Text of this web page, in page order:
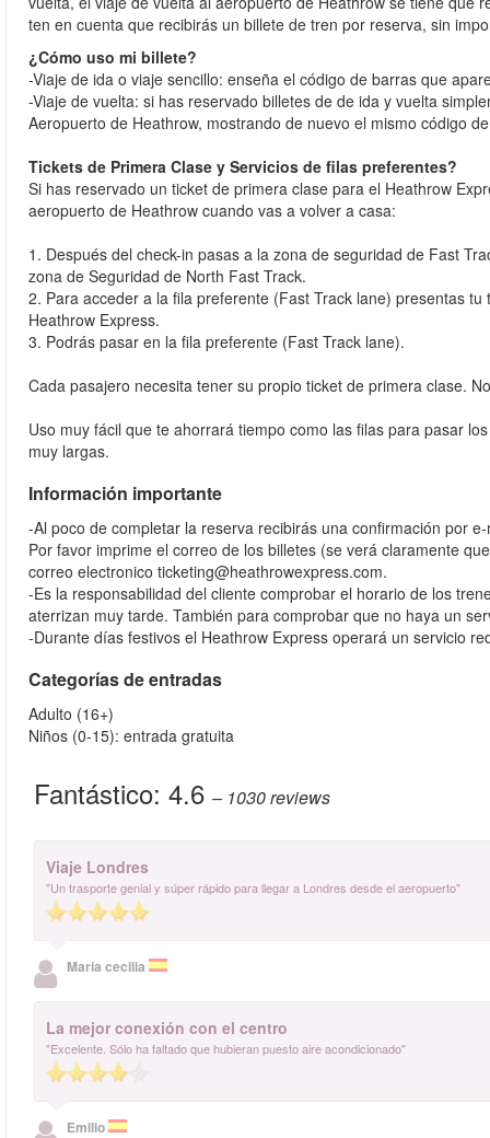
ten en cuenta que recibirás un billete de tren por reserva, sin
¿Cómo uso mi billete?
-Viaje de ida o viaje sencillo: enseña el código de barras que
-Viaje de vuelta: si has reservado billetes de de ida y vuelta
Aeropuerto de Heathrow, mostrando de nuevo el mismo código
Tickets de Primera Clase y Servicios de filas preferentes?
Si has reservado un ticket de primera clase para el Heathrow
aeropuerto de Heathrow cuando vas a volver a casa:
1. Después del check-in pasas a la zona de seguridad de Fast
zona de Seguridad de North Fast Track.
2. Para acceder a la fila preferente (Fast Track lane) presentas
Heathrow Express.
3. Podrás pasar en la fila preferente (Fast Track lane).
Cada pasajero necesita tener su propio ticket de primera clase.
Uso muy fácil que te ahorrará tiempo como las filas para pasar
muy largas.
Información importante
-Al poco de completar la reserva recibirás una confirmación por
Por favor imprime el correo de los billetes (se verá claramente
correo electronico ticketing@heathrowexpress.com.
-Es la responsabilidad del cliente comprobar el horario de los
aterrizan muy tarde. También para comprobar que no haya un
-Durante días festivos el Heathrow Express operará un servicio
Categorías de entradas
Adulto (16+)
Niños (0-15): entrada gratuita
Fantástico: 4.6 – 1030reviews
Viaje Londres
"Un trasporte genial y súper rápido para llegar a Londres desde el aeropuerto"
Maria cecilia
La mejor conexión con el centro
"Excelente. Sólo ha faltado que hubieran puesto aire acondicionado"
Emilio